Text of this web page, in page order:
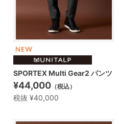
SPORTEX Multi Gear2 パンツ
¥44,000 （税込）
税抜 ¥40,000